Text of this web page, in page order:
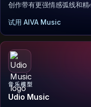
创作带有更强情感弧线和精
试用 AIVA Music
音乐模型
Udio Music